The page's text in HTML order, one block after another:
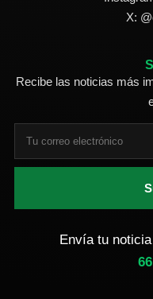
X:
Recibe las noticias más
Envía tu